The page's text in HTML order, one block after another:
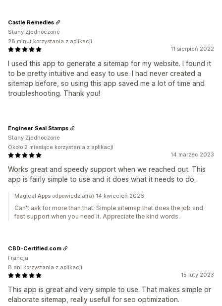
11 sierpień 2022
I used this app to generate a sitemap for my website. I found it
to be pretty intuitive and easy to use. I had never created a
sitemap before, so using this app saved me a lot of time and
troubleshooting. Thank you!
Castle Remedies
Stany Zjednoczone
28 minut korzystania z aplikacji
14 marzec 2023
Works great and speedy support when we reached out. This
app is fairly simple to use and it does what it needs to do.
Engineer Seal Stamps
Stany Zjednoczone
Około 2 miesiące korzystania z aplikacji
Magical Apps odpowiedział(a) 14 kwiecień 2026
Can't ask for more than that. Simple sitemap that does the job and
fast support when you need it. Appreciate the kind words.
15 luty 2023
This app is great and very simple to use. That makes simple or
elaborate sitemap, really usefull for seo optimization.
CBD-Certified.com
Francja
8 dni korzystania z aplikacji